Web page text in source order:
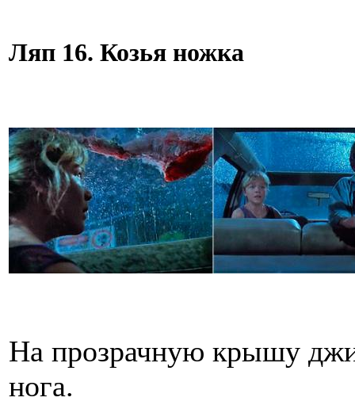
Ляп 16. Козья ножка
На прозрачную крышу
нога.